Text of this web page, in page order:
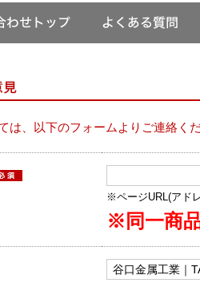
は、以下のフォームよりご連絡く
※ページURL(アド
※同一商